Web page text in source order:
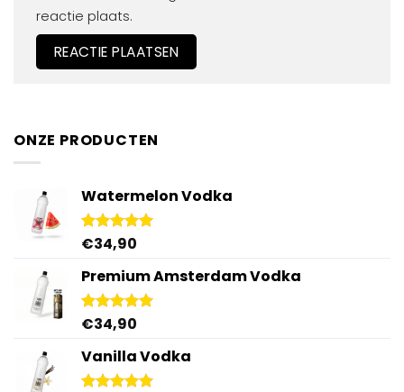
reactie plaats.
ONZE PRODUCTEN
Watermelon Vodka
Gewaardeerd
€34,90
Premium Amsterdam Vodka
Gewaardeerd
€34,90
Vanilla Vodka